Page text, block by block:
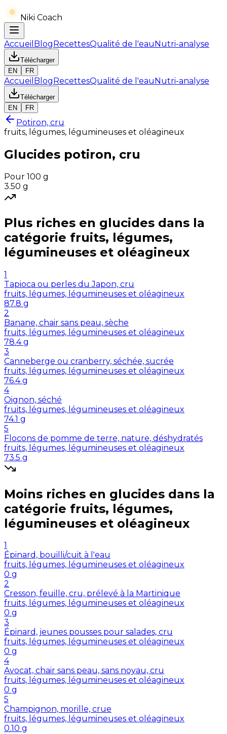
Niki Coach
Accueil BlogRecettesQualité de l'eauNutri-analyse
Télécharger
EN
FR
Accueil BlogRecettesQualité de l'eauNutri-analyse
Télécharger
EN
FR
Potiron, cru
fruits, légumes, légumineuses et oléagineux
Glucides potiron, cru
Pour 100 g
3.50 g
Plus riches en glucides dans la
catégorie fruits, légumes,
légumineuses et oléagineux
1
Tapioca ou perles du Japon, cru
fruits, légumes, légumineuses et oléagineux
87.8 g
2
Banane, chair sans peau, sèche
fruits, légumes, légumineuses et oléagineux
78.4 g
3
Canneberge ou cranberry, séchée, sucrée
fruits, légumes, légumineuses et oléagineux
76.4 g
4
Oignon, séché
fruits, légumes, légumineuses et oléagineux
74.1 g
5
Flocons de pomme de terre, nature, déshydratés
fruits, légumes, légumineuses et oléagineux
73.5 g
Moins riches en glucides dans la
catégorie fruits, légumes,
légumineuses et oléagineux
1
Épinard, bouilli/cuit à l'eau
fruits, légumes, légumineuses et oléagineux
0 g
2
Cresson, feuille, cru, prélevé à la Martinique
fruits, légumes, légumineuses et oléagineux
0 g
3
Épinard, jeunes pousses pour salades, cru
fruits, légumes, légumineuses et oléagineux
0 g
4
Avocat, chair sans peau, sans noyau, cru
fruits, légumes, légumineuses et oléagineux
0 g
5
Champignon, morille, crue
fruits, légumes, légumineuses et oléagineux
0.10 g